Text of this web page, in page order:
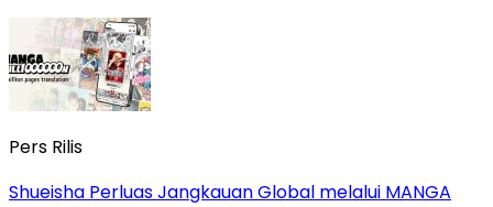
Pers Rilis
Shueisha Perluas Jangkauan Global melalui MANGA